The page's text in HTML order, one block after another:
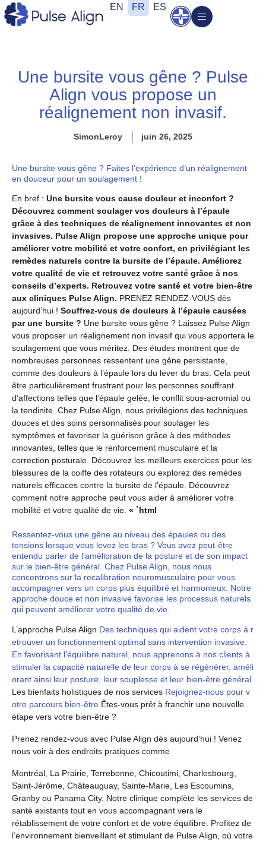
Aller
au
EN FR ES
Ouvrir
Une bursite vous gêne ? Pulse
Align vous propose un
réalignement non invasif.
SimonLeroy juin 26, 2025
Une bursite vous gêne ? Faites l’expérience d’un réalignement
en douceur pour un soulagement !
En bref : Une bursite vous cause douleur et inconfort ?
Découvrez comment soulager vos douleurs à l’épaule
grâce à des techniques de réalignement innovantes et non
invasives. Pulse Align propose une approche unique pour
améliorer votre mobilité et votre confort, en privilégiant les
remèdes naturels contre la bursite de l’épaule. Améliorez
votre qualité de vie et retrouvez votre santé grâce à nos
conseils d’experts. Retrouvez votre santé et votre bien-être
aux cliniques Pulse Align. PRENEZ RENDEZ-VOUS dès
aujourd’hui ! Souffrez-vous de douleurs à l’épaule causées
par une bursite ? Une bursite vous gêne ? Laissez Pulse Align
vous proposer un réalignement non invasif qui vous apportera le
soulagement que vous méritez. Des études montrent que de
nombreuses personnes ressentent une gêne persistante,
comme des douleurs à l’épaule lors du lever du bras. Cela peut
être particulièrement frustrant pour les personnes souffrant
d’affections telles que l’épaule gelée, le conflit sous-acromial ou
la tendinite. Chez Pulse Align, nous privilégions des techniques
douces et des soins personnalisés pour soulager les
symptômes et favoriser la guérison grâce à des méthodes
innovantes, telles que le renforcement musculaire et la
correction posturale. Découvrez les meilleurs exercices pour les
blessures de la coiffe des rotateurs ou explorez des remèdes
naturels efficaces contre la bursite de l’épaule. Découvrez
comment notre approche peut vous aider à améliorer votre
mobilité et votre qualité de vie. « `html
Ressentez-vous une gêne au niveau des épaules ou des
tensions lorsque vous levez les bras ? Vous avez peut-être
entendu parler de l’amélioration de la posture et de son impact
sur le bien-être général. Chez Pulse Align, nous nous
concentrons sur la recalibration neuromusculaire pour vous
accompagner vers un corps plus équilibré et harmonieux. Notre
approche douce et non invasive favorise les processus naturels
qui peuvent améliorer votre qualité de vie.
L’approche Pulse Align Des techniques qui aident votre corps à r
etrouver un fonctionnement optimal sans intervention invasive.
En favorisant l’équilibre naturel, nous apprenons à nos clients à
stimuler la capacité naturelle de leur corps à se régénérer, améli
orant ainsi leur posture, leur souplesse et leur bien-être général.
Les bienfaits holistiques de nos services Rejoignez-nous pour v
otre parcours bien-être Êtes-vous prêt à franchir une nouvelle
étape vers votre bien-être ?
Prenez rendez-vous avec Pulse Align dès aujourd’hui ! Venez
nous voir à des endroits pratiques comme
Montréal, La Prairie, Terrebonne, Chicoutimi, Charlesbourg,
Saint-Jérôme, Châteauguay, Sainte-Marie, Les Escoumins,
Granby ou Panama City. Notre clinique complète les services de
santé existants tout en vous accompagnant vers le
rétablissement de votre confort et de votre équilibre. Profitez de
l’environnement bienveillant et stimulant de Pulse Align, où votre